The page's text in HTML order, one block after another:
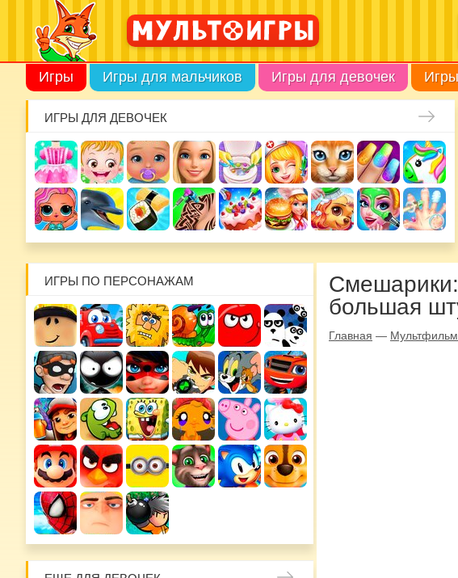
Игры Игры для мальчиков Игры для девочек
ИГРЫ ДЛЯ ДЕВОЧЕК
ИГРЫ ПО ПЕРСОНАЖАМ
большая
Главная —